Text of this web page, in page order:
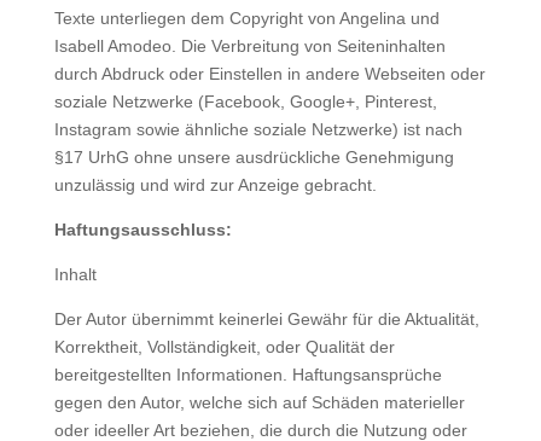
Texte unterliegen dem Copyright von Angelina und
Isabell Amodeo. Die Verbreitung von Seiteninhalten
durch Abdruck oder Einstellen in andere Webseiten oder
soziale Netzwerke (Facebook, Google+, Pinterest,
Instagram sowie ähnliche soziale Netzwerke) ist nach
§17 UrhG ohne unsere ausdrückliche Genehmigung
unzulässig und wird zur Anzeige gebracht.
Haftungsausschluss:
Inhalt
Der Autor übernimmt keinerlei Gewähr für die Aktualität,
Korrektheit, Vollständigkeit, oder Qualität der
bereitgestellten Informationen. Haftungsansprüche
gegen den Autor, welche sich auf Schäden materieller
oder ideeller Art beziehen, die durch die Nutzung oder